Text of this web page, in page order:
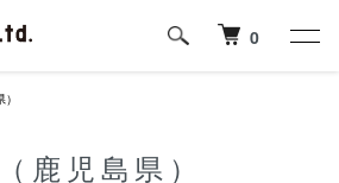
0
鹿児島県）